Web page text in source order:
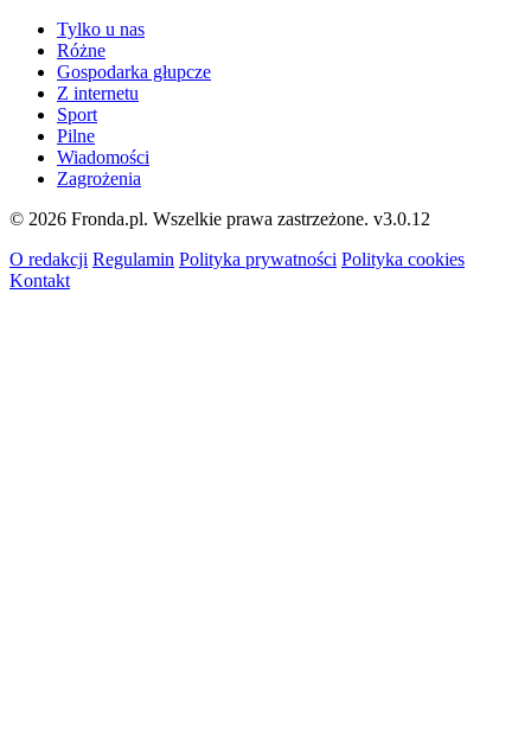
Tylko u nas
Różne
Gospodarka głupcze
Z internetu
Sport
Pilne
Wiadomości
Zagrożenia
© 2026 Fronda.pl. Wszelkie prawa zastrzeżone. v3.0.12
O redakcji Regulamin Polityka prywatności Polityka cookies
Kontakt